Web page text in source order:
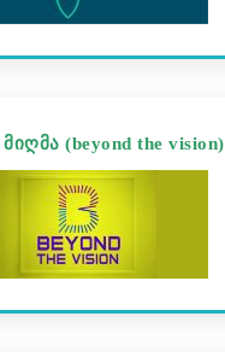
(beyond the vision)